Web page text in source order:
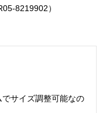
8219902）
サイズ調整可能なの